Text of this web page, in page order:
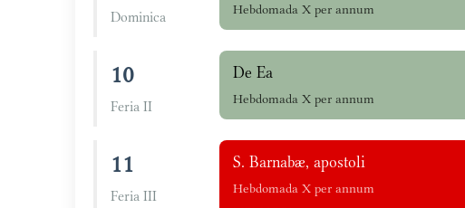
Dominica Hebdomada X per annum
10
Feria II
De Ea
Hebdomada X per annum
11
Feria III
S. Barnabæ, apostoli
Hebdomada X per annum